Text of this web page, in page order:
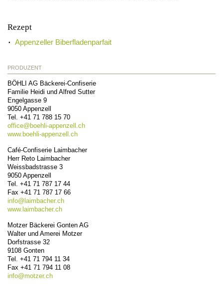
Rezept
Appenzeller Biberfladenparfait
PRODUZENT
BÖHLI AG Bäckerei-Confiserie
Familie Heidi und Alfred Sutter
Engelgasse 9
9050 Appenzell
Tel. +41 71 788 15 70
office@ boehli-appenzell.ch
www.boehli-appenzell.ch
Café-Confiserie Laimbacher
Herr Reto Laimbacher
Weissbadstrasse 3
9050 Appenzell
Tel. +41 71 787 17 44
Fax +41 71 787 17 66
info@ laimbacher.ch
www.laimbacher.ch
Motzer Bäckerei Gonten AG
Walter und Amerei Motzer
Dorfstrasse 32
9108 Gonten
Tel. +41 71 794 11 34
Fax +41 71 794 11 08
info@motzer.ch